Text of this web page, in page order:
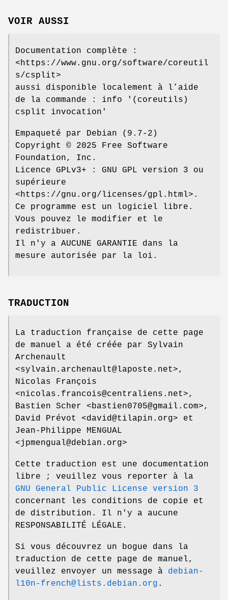
VOIR AUSSI
Documentation complète :
<https://www.gnu.org/software/coreutil
s/csplit>
aussi disponible localement à l’aide
de la commande : info '(coreutils)
csplit invocation'
Empaqueté par Debian (9.7-2)
Copyright © 2025 Free Software
Foundation, Inc.
Licence GPLv3+ : GNU GPL version 3 ou
supérieure
<https://gnu.org/licenses/gpl.html>.
Ce programme est un logiciel libre.
Vous pouvez le modifier et le
redistribuer.
Il n'y a AUCUNE GARANTIE dans la
mesure autorisée par la loi.
TRADUCTION
La traduction française de cette page
de manuel a été créée par Sylvain
Archenault
<sylvain.archenault@laposte.net>,
Nicolas François
<nicolas.francois@centraliens.net>,
Bastien Scher <bastien0705@gmail.com>,
David Prévot <david@tilapin.org> et
Jean-Philippe MENGUAL
<jpmengual@debian.org>
Cette traduction est une documentation
libre ; veuillez vous reporter à la
GNU General Public License version 3
concernant les conditions de copie et
de distribution. Il n'y a aucune
RESPONSABILITÉ LÉGALE.
Si vous découvrez un bogue dans la
traduction de cette page de manuel,
veuillez envoyer un message à debian-
l10n-french@lists.debian.org .